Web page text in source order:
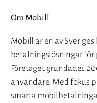
Om Mobill
Mobill är en av
betalningslösningar för
Företaget grundades
användare. Med fokus
smarta